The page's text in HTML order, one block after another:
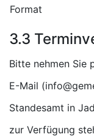
Format
3.3
Bitte nehmen Sie
E-Mail (
Standesamt in
zur Verfügung